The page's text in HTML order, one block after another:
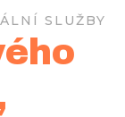
SLUŽBY